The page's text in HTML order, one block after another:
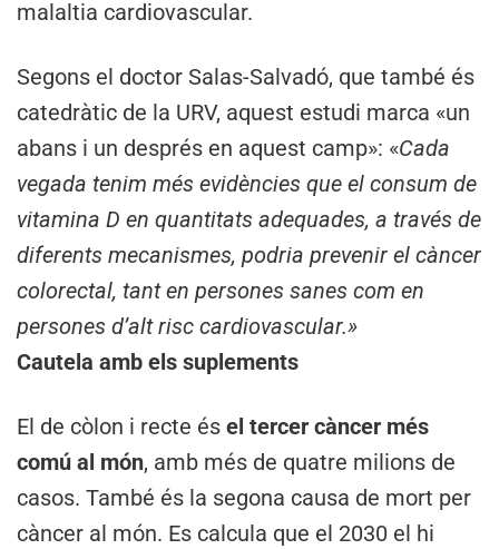
malaltia cardiovascular.
Segons el doctor Salas-Salvadó, que també és
catedràtic de la URV, aquest estudi marca «un
abans i un després en aquest camp»: «Cada
vegada tenim més evidències que el consum de
vitamina D en quantitats adequades, a través de
diferents mecanismes, podria prevenir el càncer
colorectal, tant en persones sanes com en
persones d’alt risc cardiovascular.»
Cautela amb els suplements
El de còlon i recte és el tercer càncer més
comú al món, amb més de quatre milions de
casos. També és la segona causa de mort per
càncer al món. Es calcula que el 2030 el hi